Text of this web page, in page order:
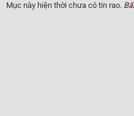
Mục này hiện thời chưa có tin rao.